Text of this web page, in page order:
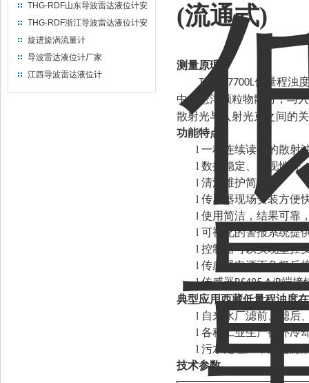
THG-RDF山东导波雷达液位计安
装方法
THG-RDF浙江导波雷达液位计安
装方法
旋进旋涡流量计
导波雷达液位计厂家
江西导波雷达液位计
(流通式)
测量原理
TRD-U7700L低量程浊
中的悬浮颗粒物散射，与
散射光与入射光束之间的
功能特点
l 一种连续读数的散射
l 数据稳定、重现性好
l 清洗维护简单；
l 传感器现场安装方便
l 使用简洁，结果可靠
l 可视化的警报系统提
l 控制器可以实现壁挂
l 传感器电源正负极反
l传感器RS485 A/B端接
典型应用西藏低量程浊度
l 自来水厂滤前、滤后
l 各种工业生产循环冷
l 污水处理厂，膜过滤
技术参数